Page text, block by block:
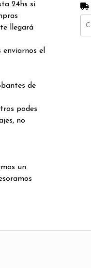
24hs si
llegará
el
de
podes
no
un